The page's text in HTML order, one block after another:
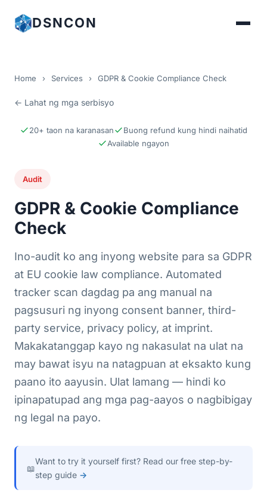
DSNCON
Home › Services › GDPR & Cookie Compliance Check
← Lahat ng mga serbisyo
20+ taon na karanasan
Buong refund kung hindi naihatid
Available ngayon
Audit
GDPR & Cookie Compliance
Check
Ino-audit ko ang inyong website para sa GDPR
at EU cookie law compliance. Automated
tracker scan dagdag pa ang manual na
pagsusuri ng inyong consent banner, third-
party service, privacy policy, at imprint.
Makakatanggap kayo ng nakasulat na ulat na
may bawat isyu na natagpuan at eksakto kung
paano ito aayusin. Ulat lamang — hindi ko
ipinapatupad ang mga pag-aayos o nagbibigay
ng legal na payo.
📖
Want to try it yourself first? Read our free step-by-
step guide →